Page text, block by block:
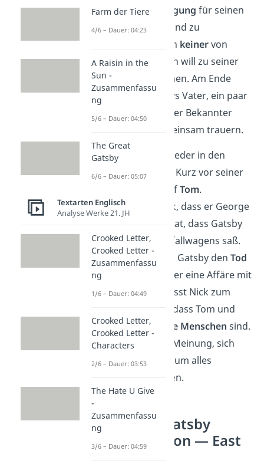
eine großeBeerdigung für seinen
verstorbenen Freund zu
organisieren. Doch keinervon
Gatsbys Bekannten will zu seiner
Beerdigung kommen. Am Ende
sind es nur Gatsbys Vater, ein paar
Angestellte, ein alter Bekannter
und Nick, die gemeinsam trauern.
Nick beschließt, wieder in den
Westenzu ziehen. Kurz vor seiner
Abreise trifft er aufTom.
Dieser erzählt Nick, dass er George
hat, dass Gatsby
am Steuer des Unfallwagens saß.
Er fügt hinzu, dass Gatsby denTod
verdient
habe, da er eine Affäre mit
Daisy hatte. Das lässt Nick zum
Schluss kommen, dass Tom und
Daisyabscheuliche Menschensind.
Denn sie sind der Meinung, sich
durch ihren Reichtum alles
erlauben zu können.
The Great Gatsby
Interpretation — East
Farm der Tiere
4/6 – Dauer: 04:23
A Raisin in the
Sun -
Zusammenfassu
ng
5/6 – Dauer: 04:50
The Great
Gatsby
6/6 – Dauer: 05:07
Textarten Englisch
Analyse Werke 21. JH
Crooked Letter,
Crooked Letter -
Zusammenfassu
ng
1/6 – Dauer: 04:49
Crooked Letter,
Crooked Letter -
Characters
2/6 – Dauer: 03:53
The Hate U Give
-
Zusammenfassu
ng
3/6 – Dauer: 04:59